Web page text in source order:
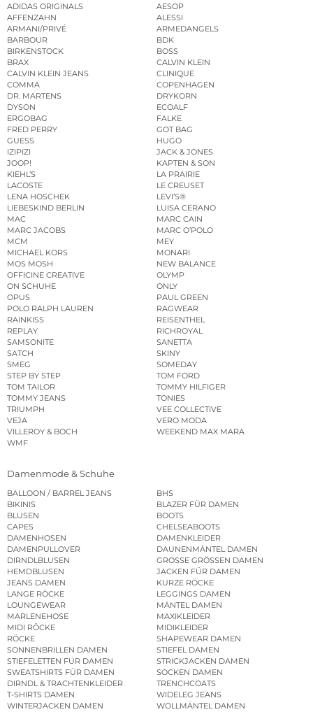
ADIDAS ORIGINALS
AESOP
AFFENZAHN
ALESSI
ARMANI/PRIVÉ
ARMEDANGELS
BARBOUR
BDK
BIRKENSTOCK
BOSS
BRAX
CALVIN KLEIN
CALVIN KLEIN JEANS
CLINIQUE
COMMA
COPENHAGEN
DR. MARTENS
DRYKORN
DYSON
ECOALF
ERGOBAG
FALKE
FRED PERRY
GOT BAG
GUESS
HUGO
IZIPIZI
JACK & JONES
JOOP!
KAPTEN & SON
KIEHL’S
LA PRAIRIE
LACOSTE
LE CREUSET
LENA HOSCHEK
LEVI’S®
LIEBESKIND BERLIN
LUISA CERANO
MAC
MARC CAIN
MARC JACOBS
MARC O’POLO
MCM
MEY
MICHAEL KORS
MONARI
MOS MOSH
NEW BALANCE
OFFICINE CREATIVE
OLYMP
ON SCHUHE
ONLY
OPUS
PAUL GREEN
POLO RALPH LAUREN
RAGWEAR
RAINKISS
REISENTHEL
REPLAY
RICHROYAL
SAMSONITE
SANETTA
SATCH
SKINY
SMEG
SOMEDAY
STEP BY STEP
TOM FORD
TOM TAILOR
TOMMY HILFIGER
TOMMY JEANS
TONIES
TRIUMPH
VEE COLLECTIVE
VEJA
VERO MODA
VILLEROY & BOCH
WEEKEND MAX MARA
WMF
Damenmode & Schuhe
BALLOON / BARREL JEANS
BHS
BIKINIS
BLAZER FÜR DAMEN
BLUSEN
BOOTS
CAPES
CHELSEABOOTS
DAMENHOSEN
DAMENKLEIDER
DAMENPULLOVER
DAUNENMÄNTEL DAMEN
DIRNDLBLUSEN
GROSSE GRÖSSEN DAMEN
HEMDBLUSEN
JACKEN FÜR DAMEN
JEANS DAMEN
KURZE RÖCKE
LANGE RÖCKE
LEGGINGS DAMEN
LOUNGEWEAR
MÄNTEL DAMEN
MARLENEHOSE
MAXIKLEIDER
MIDI RÖCKE
MIDIKLEIDER
RÖCKE
SHAPEWEAR DAMEN
SONNENBRILLEN DAMEN
STIEFEL DAMEN
STIEFELETTEN FÜR DAMEN
STRICKJACKEN DAMEN
SWEATSHIRTS FÜR DAMEN
SOCKEN DAMEN
DIRNDL & TRACHTENKLEIDER
TRENCHCOATS
T-SHIRTS DAMEN
WIDELEG JEANS
WINTERJACKEN DAMEN
WOLLMÄNTEL DAMEN